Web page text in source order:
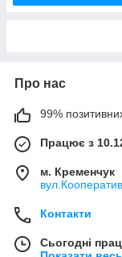
Про нас
99%
Працює з
м. Кременчук
Контакти
Сьогодні